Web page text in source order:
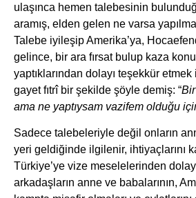
ulaşınca hemen talebesinin
aramış, elden gelen ne varsa
Talebe iyileşip Amerika’ya,
gelince, bir ara fırsat bulup kaza
yaptıklarından dolayı teşekkür
gayet fıtrî bir şekilde şöyle demiş: “
ama ne yaptıysam vazifem olduğu
Sadece talebeleriyle değil onların
yeri geldiğinde ilgilenir, ihtiyaçlarını
Türkiye’ye vize meselelerinden
arkadaşların anne ve babalarının,